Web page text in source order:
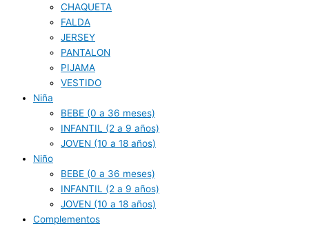
CHAQUETA
FALDA
JERSEY
PANTALON
PIJAMA
VESTIDO
Niña
BEBE (0 a 36 meses)
INFANTIL (2 a 9 años)
JOVEN (10 a 18 años)
Niño
BEBE (0 a 36 meses)
INFANTIL (2 a 9 años)
JOVEN (10 a 18 años)
Complementos